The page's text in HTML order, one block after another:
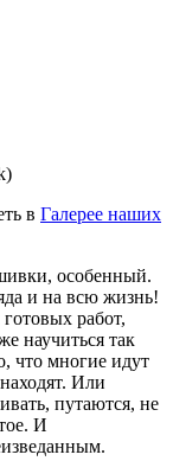
в Галерее наших
особенный.
и на всю жизнь!
работ,
научиться так
что многие идут
Или
путаются, не
И